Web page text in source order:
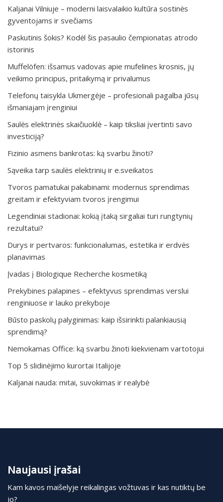
Kaljanai Vilniuje – moderni laisvalaikio kultūra sostinės
gyventojams ir svečiams
Paskutinis šokis? Kodėl šis pasaulio čempionatas atrodo
istorinis
Muffelöfen: išsamus vadovas apie mufelines krosnis, jų
veikimo principus, pritaikymą ir privalumus
Telefonų taisykla Ukmergėje – profesionali pagalba jūsų
išmaniajam įrenginiui
Saulės elektrinės skaičiuoklė – kaip tiksliai įvertinti savo
investiciją?
Fizinio asmens bankrotas: ką svarbu žinoti?
Sąveika tarp saulės elektrinių ir e.sveikatos
Tvoros pamatukai pakabinami: modernus sprendimas
greitam ir efektyviam tvoros įrengimui
Legendiniai stadionai: kokią įtaką sirgaliai turi rungtynių
rezultatui?
Durys ir pertvaros: funkcionalumas, estetika ir erdvės
planavimas
Įvadas į Biologique Recherche kosmetiką
Prekybines palapines – efektyvus sprendimas verslui
renginiuose ir lauko prekyboje
Būsto paskolų palyginimas: kaip išsirinkti palankiausią
sprendimą?
Nemokamas Office: ką svarbu žinoti kiekvienam vartotojui
Top 5 slidinėjimo kurortai Italijoje
Kaljanai nauda: mitai, suvokimas ir realybė
Naujausi įrašai
Kam kavos maišelyje reikalingas vožtuvas ir kas nutiktų be
jo?